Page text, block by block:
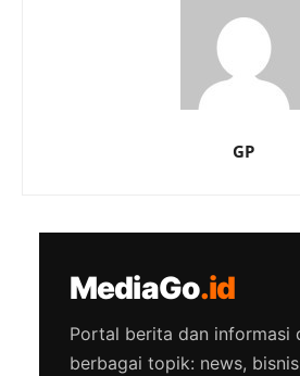
GP
MediaGo.id
Portal berita dan informasi
berbagai topik: news,